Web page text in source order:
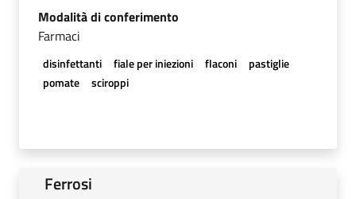
Modalità di conferimento
Farmaci
disinfettanti fiale per iniezioni flaconi
pastiglie
pomate
sciroppi
Ferrosi